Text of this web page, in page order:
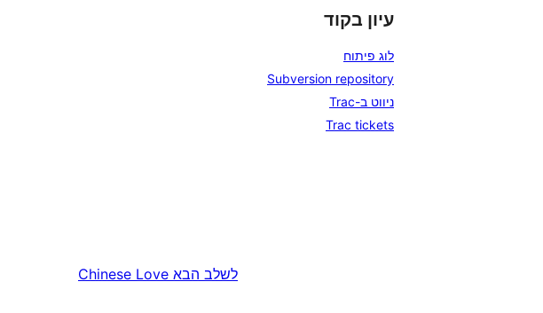
עיון בקוד
לוג פיתוח
Subversion repository
ניווט ב-Trac
Trac tickets
לשלב הבא Chinese Love